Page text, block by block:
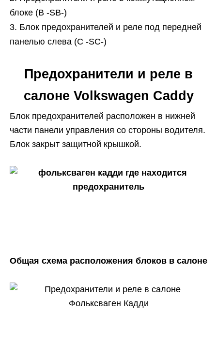
блоке (B -SB-)
Блок предохранителей и реле под передней
панелью слева (C -SC-)
Предохранители и реле в
салоне Volkswagen Caddy
Блок предохранителей расположен в нижней
части панели управления со стороны водителя.
Блок закрыт защитной крышкой.
Общая схема расположения блоков в салоне